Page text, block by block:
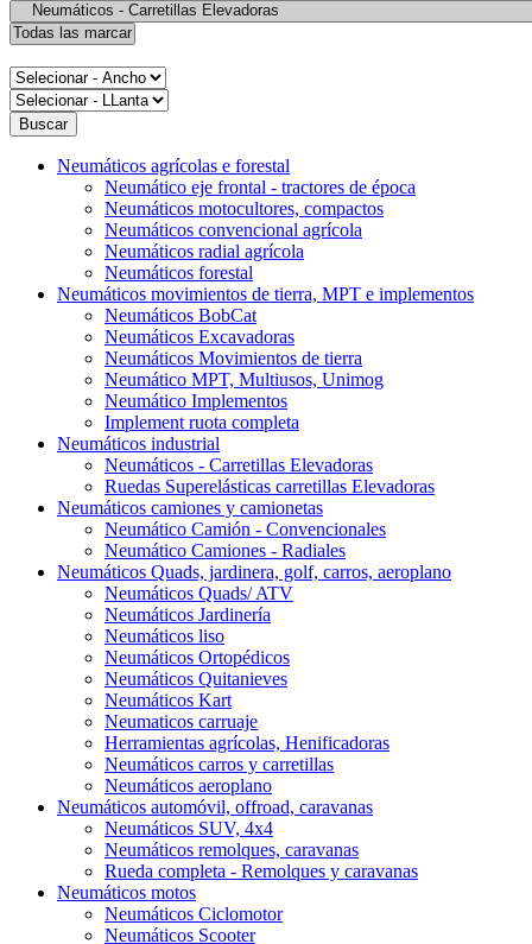
Neumáticos agrícolas e forestal
Neumático eje frontal - tractores de época
Neumáticos motocultores, compactos
Neumáticos convencional agrícola
Neumáticos radial agrícola
Neumáticos forestal
Neumáticos movimientos de tierra, MPT e implementos
Neumáticos BobCat
Neumáticos Excavadoras
Neumáticos Movimientos de tierra
Neumático MPT, Multiusos, Unimog
Neumático Implementos
Implement ruota completa
Neumáticos industrial
Neumáticos - Carretillas Elevadoras
Ruedas Superelásticas carretillas Elevadoras
Neumáticos camiones y camionetas
Neumático Camión - Convencionales
Neumático Camiones - Radiales
Neumáticos Quads, jardinera, golf, carros, aeroplano
Neumáticos Quads/ ATV
Neumáticos Jardinería
Neumáticos liso
Neumáticos Ortopédicos
Neumáticos Quitanieves
Neumáticos Kart
Neumaticos carruaje
Herramientas agrícolas, Henificadoras
Neumáticos carros y carretillas
Neumáticos aeroplano
Neumáticos automóvil, offroad, caravanas
Neumáticos SUV, 4x4
Neumáticos remolques, caravanas
Rueda completa - Remolques y caravanas
Neumáticos motos
Neumáticos Ciclomotor
Neumáticos Scooter